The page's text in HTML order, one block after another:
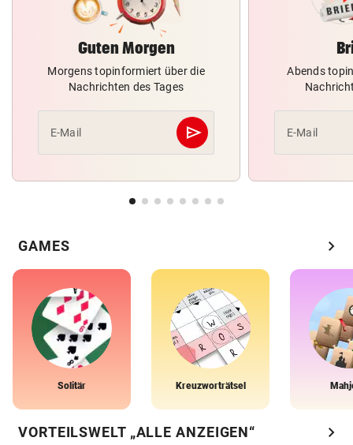
Guten Morgen
Morgens topinformiert über die
Nachrichten des Tages
E-Mail send
Abschicken
Abends
E-Mail
GAMES chevron_right
Solitär Kreuzworträtsel
VORTEILSWELT „ALLE ANZEIGEN“ chevron_right